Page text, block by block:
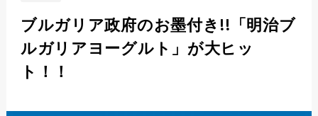
ブルガリア政府のお墨付き!!「明治ブ
ルガリアヨーグルト」が大ヒッ
ト！！